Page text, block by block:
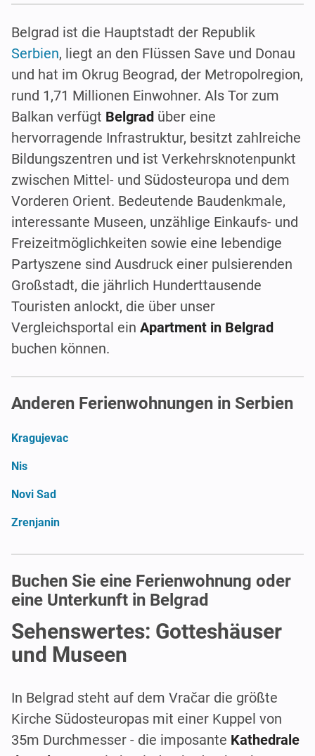
Belgrad ist die Hauptstadt der Republik
Serbien, liegt an den Flüssen Save und Donau
und hat im Okrug Beograd, der Metropolregion,
rund 1,71 Millionen Einwohner. Als Tor zum
Balkan verfügt Belgrad über eine
hervorragende Infrastruktur, besitzt zahlreiche
Bildungszentren und ist Verkehrsknotenpunkt
zwischen Mittel- und Südosteuropa und dem
Vorderen Orient. Bedeutende Baudenkmale,
interessante Museen, unzählige Einkaufs- und
Freizeitmöglichkeiten sowie eine lebendige
Partyszene sind Ausdruck einer pulsierenden
Großstadt, die jährlich Hunderttausende
Touristen anlockt, die über unser
Vergleichsportal ein Apartment in Belgrad
buchen können.
Anderen Ferienwohnungen in Serbien
Kragujevac
Nis
Novi Sad
Zrenjanin
Buchen Sie eine Ferienwohnung oder
eine Unterkunft in Belgrad
Sehenswertes: Gotteshäuser
und Museen
In Belgrad steht auf dem Vračar die größte
Kirche Südosteuropas mit einer Kuppel von
35m Durchmesser - die imposante Kathedrale